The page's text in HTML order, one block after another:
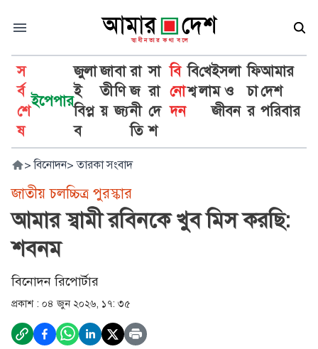
স
র্ব
শে
ষ
ইপেপার
জুলা
ই
বিপ্ল
ব
জা
তী
য়
বা
ণি
জ্য
রা
জ
নী
তি
সা
রা
দে
শ
বি
নো
দন
বি
শ্ব
খে
লা
ইসলা
ম ও
জীবন
ফি
চা
র
আমার
দেশ
পরিবার
> বিনোদন> তারকা সংবাদ
জাতীয় চলচ্চিত্র পুরস্কার
আমার স্বামী রবিনকে খুব মিস করছি:
শবনম
বিনোদন রিপোর্টার
প্রকাশ : ০৪ জুন ২০২৬, ১৭: ৩৫